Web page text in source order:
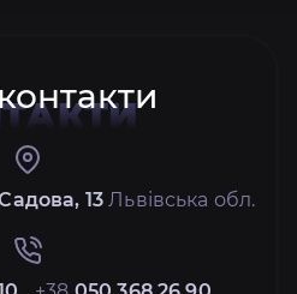
13 Львівська обл.